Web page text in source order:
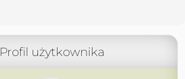
Profil użytkownika